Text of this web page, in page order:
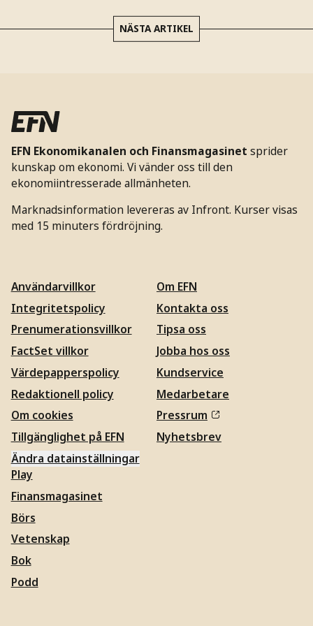
NÄSTA ARTIKEL
EFN Ekonomikanalen och Finansmagasinet sprider
kunskap om ekonomi. Vi vänder oss till den
ekonomiintresserade allmänheten.
Marknadsinformation levereras av Infront. Kurser visas
med 15 minuters fördröjning.
Användarvillkor
Integritetspolicy
Prenumerationsvillkor
FactSet villkor
Värdepapperspolicy
Redaktionell policy
Om cookies
Tillgänglighet på EFN
Ändra datainställningar
Om EFN
Kontakta oss
Tipsa oss
Jobba hos oss
Kundservice
Medarbetare
Pressrum
Nyhetsbrev
Play
Finansmagasinet
Börs
Vetenskap
Bok
Podd